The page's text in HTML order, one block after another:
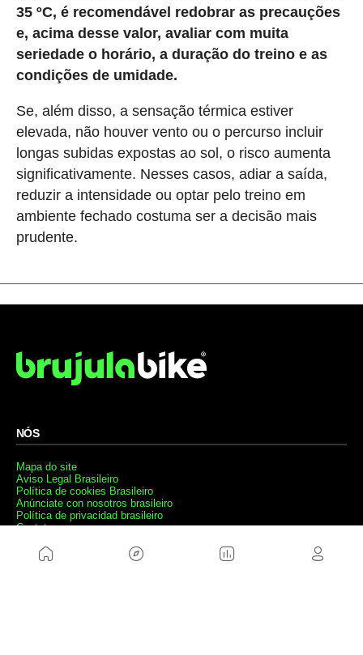
35 ºC, é recomendável redobrar as precauções
e, acima desse valor, avaliar com muita
seriedade o horário, a duração do treino e as
condições de umidade.
Se, além disso, a sensação térmica estiver
elevada, não houver vento ou o percurso incluir
longas subidas expostas ao sol, o risco aumenta
significativamente. Nesses casos, adiar a saída,
reduzir a intensidade ou optar pelo treino em
ambiente fechado costuma ser a decisão mais
prudente.
NÓS
Mapa do site
Aviso Legal Brasileiro
Política de cookies Brasileiro
Anúnciate con nosotros brasileiro
Política de privacidad brasileiro
Contato